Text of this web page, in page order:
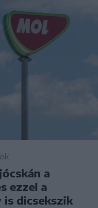
a
ezzel a
is dicsekszik